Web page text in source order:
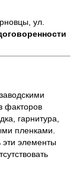
ул.
факторов
гарнитура,
пленками.
эти элементы